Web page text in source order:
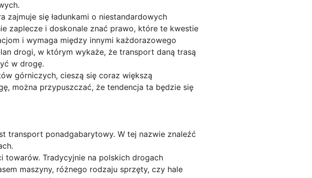
się ładunkami o niestandardowych
zaplecze i doskonale znać prawo, które te kwestie
i wymaga między innymi każdorazowego
drogi, w którym wykaże, że transport daną trasą
w drogę.
górniczych, cieszą się coraz większą
można przypuszczać, że tendencja ta będzie się
transport ponadgabarytowy. W tej nazwie znaleźć
towarów. Tradycyjnie na polskich drogach
maszyny, różnego rodzaju sprzęty, czy hale